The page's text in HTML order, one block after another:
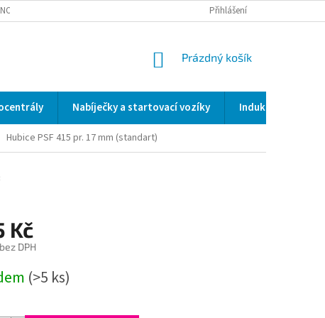
OBCHODU SERVIS / KALIBRACE / VALIDACE/ WELDSCANNER S3
Přihlášení
NÁKUPNÍ
Prázdný košík
Nabíječky a startovací vozíky Indukční a
Hubice PSF 415 pr. 17 mm (standart)
Kč
DPH
(>5 ks)